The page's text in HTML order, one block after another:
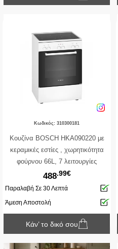
Κωδικός: 310300181
Κουζίνα BOSCH HKA090220 με
κεραμικές εστίες , χωρητικότητα
φούρνου 66L, 7 λειτουργίες
ψησίματος και ενεργειακή κλάση Α -
White
488.99€
Παραλαβή Σε 30 Λεπτά
Άμεση Αποστολή
Κάν’ το δικό σου